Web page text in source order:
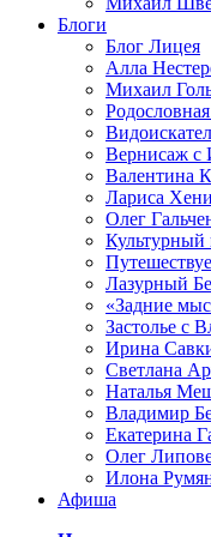
Блоги
Блог Лицея
Алла
Михаил
Вернисаж с
Валентина
Лариса
Олег
Культурный
Лазурный
«Задние
Застолье с
Ирина
Светлана
Наталья
Владимир
Екатерина
Олег
Илона
Афиша